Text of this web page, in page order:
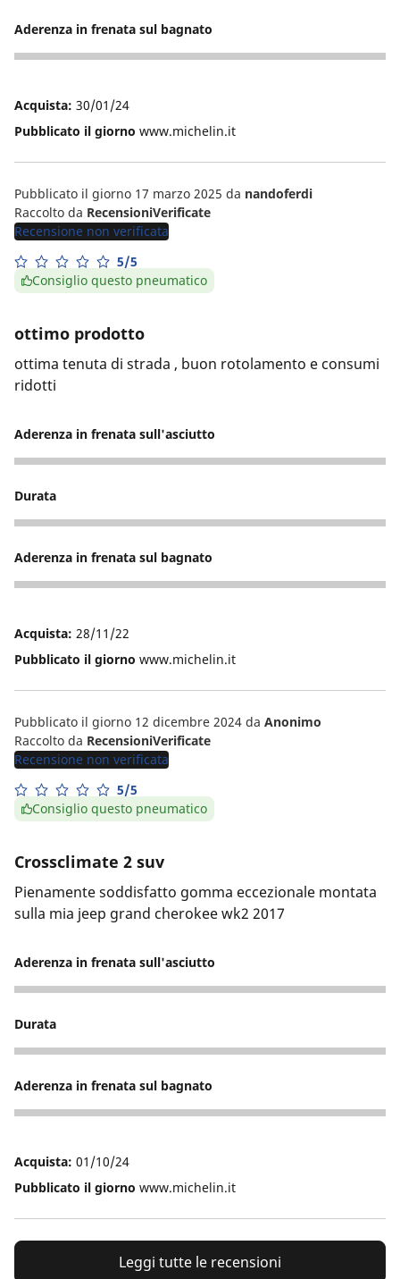
Aderenza in frenata sul bagnato
5
Acquista: 30/01/24
Pubblicato il giorno www.michelin.it
Pubblicato il giorno 17 marzo 2025 da nandoferdi
Raccolto da RecensioniVerificate
Recensione non verificata
5/5
Consiglio questo pneumatico
ottimo prodotto
ottima tenuta di strada , buon rotolamento e consumi
ridotti
Aderenza in frenata sull'asciutto
5
Durata
5
Aderenza in frenata sul bagnato
5
Acquista: 28/11/22
Pubblicato il giorno www.michelin.it
Pubblicato il giorno 12 dicembre 2024 da Anonimo
Raccolto da RecensioniVerificate
Recensione non verificata
5/5
Consiglio questo pneumatico
Crossclimate 2 suv
Pienamente soddisfatto gomma eccezionale montata
sulla mia jeep grand cherokee wk2 2017
Aderenza in frenata sull'asciutto
5
Durata
4
Aderenza in frenata sul bagnato
5
Acquista: 01/10/24
Pubblicato il giorno www.michelin.it
Leggi tutte le recensioni